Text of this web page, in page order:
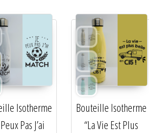
Isotherme
Pas J’ai
Bouteille Isotherme
“La Vie Est Plus